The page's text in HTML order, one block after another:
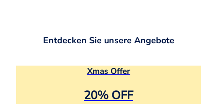
Entdecken Sie unsere Angebote
Xmas Offer
20% OFF